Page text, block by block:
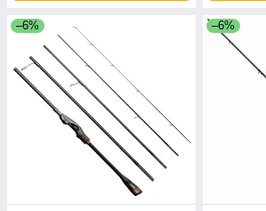
–6% –6%